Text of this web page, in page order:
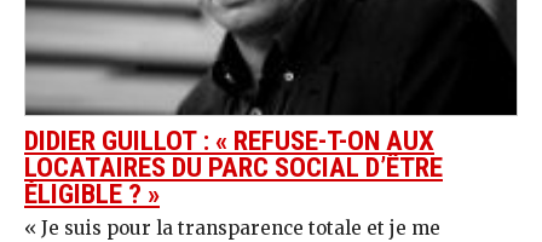
DIDIER GUILLOT : « REFUSE-T-ON AUX
LOCATAIRES DU PARC SOCIAL D’ÊTRE
ÉLIGIBLE ? »
« Je suis pour la transparence totale et je me